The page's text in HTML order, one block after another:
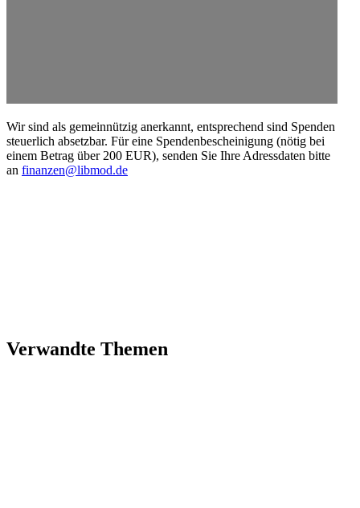
Wir sind als gemein­nützig anerkannt, entspre­chend sind Spenden
steuerlich absetzbar. Für eine Spenden­be­schei­nigung (nötig bei
einem Betrag über 200 EUR), senden Sie Ihre Adress­daten bitte
an finanzen@libmod.de
Verwandte Themen